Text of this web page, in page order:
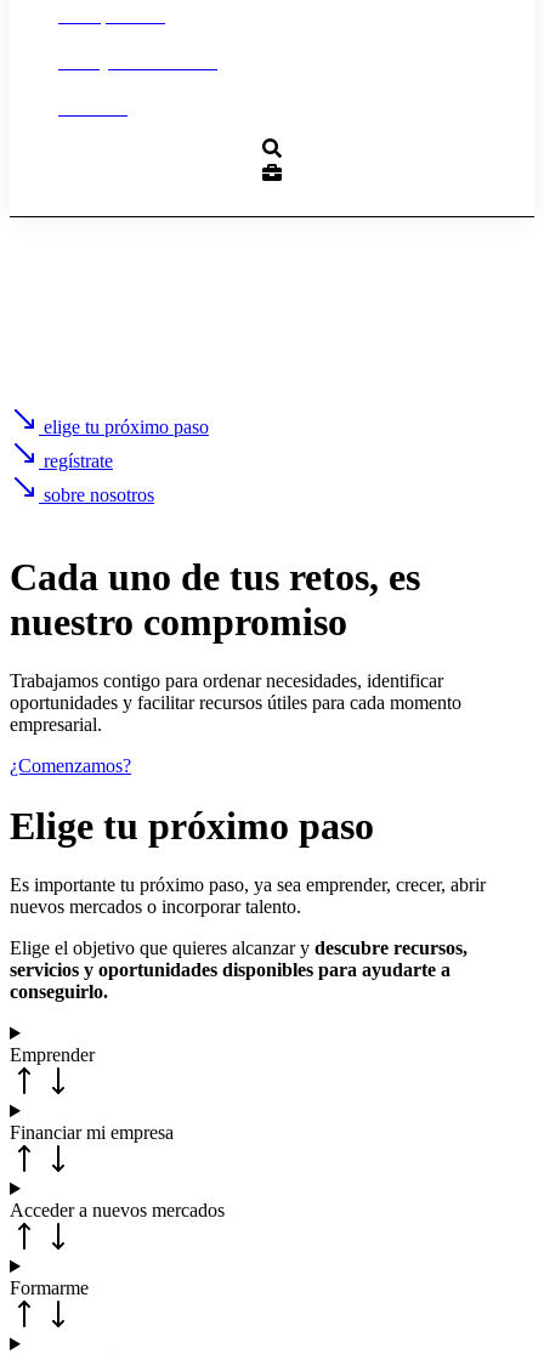
elige tu próximo paso
regístrate
sobre nosotros
Cada uno de tus retos, es
nuestro compromiso
Trabajamos contigo para ordenar necesidades, identificar
oportunidades y facilitar recursos útiles para cada momento
empresarial.
¿Comenzamos?
Elige tu próximo paso
Es importante tu próximo paso, ya sea emprender, crecer, abrir
nuevos mercados o incorporar talento.
Elige el objetivo que quieres alcanzar y descubre recursos,
servicios y oportunidades disponibles para ayudarte a
conseguirlo.
Emprender
Financiar mi empresa
Acceder a nuevos mercados
Formarme